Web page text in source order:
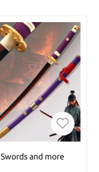
Swords and more